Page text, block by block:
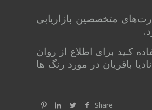
متخصصین بازاریابی
کنید برای اطلاع از روان
باقریان در مورد رنگ ها
Share